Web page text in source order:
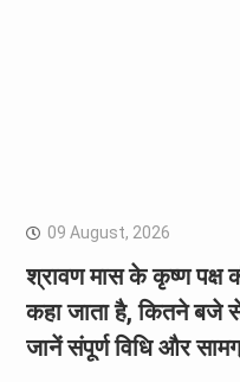
09 August, 2026
श्रावण मास के कृष्ण पक्ष
कहा जाता है, कितने
जानें संपूर्ण विधि और